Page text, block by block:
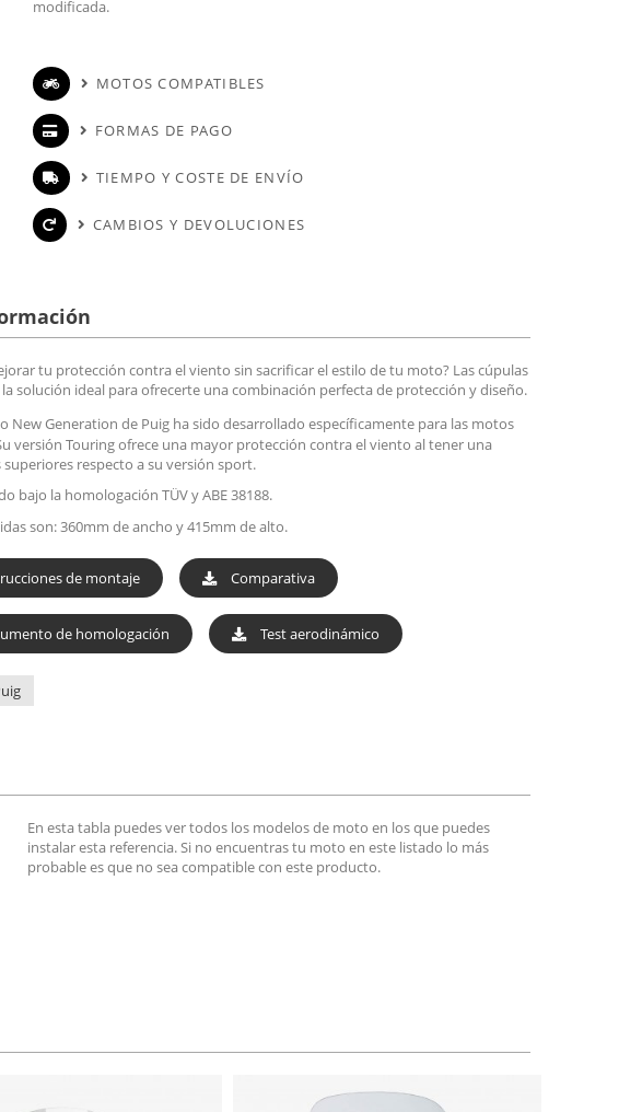
modificada.
MOTOS COMPATIBLES
FORMAS DE PAGO
TIEMPO Y COSTE DE ENVÍO
CAMBIOS Y DEVOLUCIONES
tu protección contra el viento sin sacrificar el estilo de tu moto? Las cúpulas
solución ideal para ofrecerte una combinación perfecta de protección y diseño.
New Generation de Puig ha sido desarrollado específicamente para las motos
versión Touring ofrece una mayor protección contra el viento al tener una
superiores respecto a su versión sport.
bajo la homologación TÜV y ABE 38188.
son: 360mm de ancho y 415mm de alto.
de montaje Comparativa
de homologación Test aerodinámico
En esta tabla puedes ver todos los modelos de moto en los que puedes
instalar esta referencia. Si no encuentras tu moto en este listado lo más
probable es que no sea compatible con este producto.